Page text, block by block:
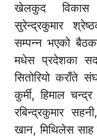
खेलकुद विकास
सुरेन्द्रकुमार
सम्पन्न भएको
मधेस प्रदेशका
सितोरियो कराँते
कुर्मी, हिमाल
रबिन्द्रकुमार
खान, मिथिलेस साह